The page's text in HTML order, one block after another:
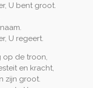
U bent groot.
U regeert.
op de troon,
en kracht,
zijn groot.